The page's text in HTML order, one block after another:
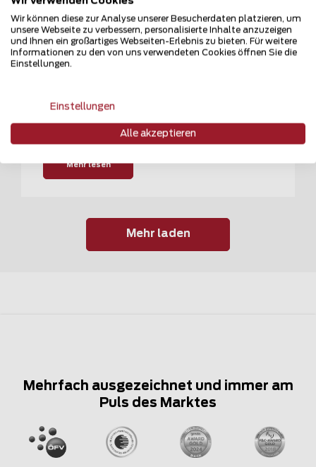
Mehr lesen
Mehr laden
Mehrfach ausgezeichnet und immer am
Puls des Marktes
Wir können diese zur Analyse unserer Besucherdaten platzieren, um
unsere Webseite zu verbessern, personalisierte Inhalte anzuzeigen
und Ihnen ein großartiges Webseiten-Erlebnis zu bieten. Für weitere
Informationen zu den von uns verwendeten Cookies öffnen Sie die
Einstellungen.
Einstellungen
Alle akzeptieren